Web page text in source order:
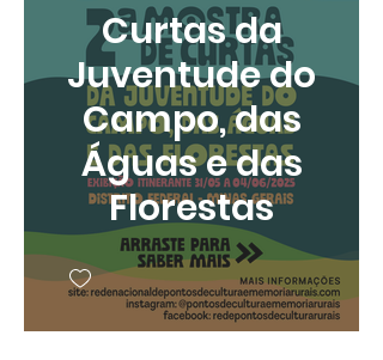
Curtas da
Juventude do
Campo, das
Águas e das
Florestas